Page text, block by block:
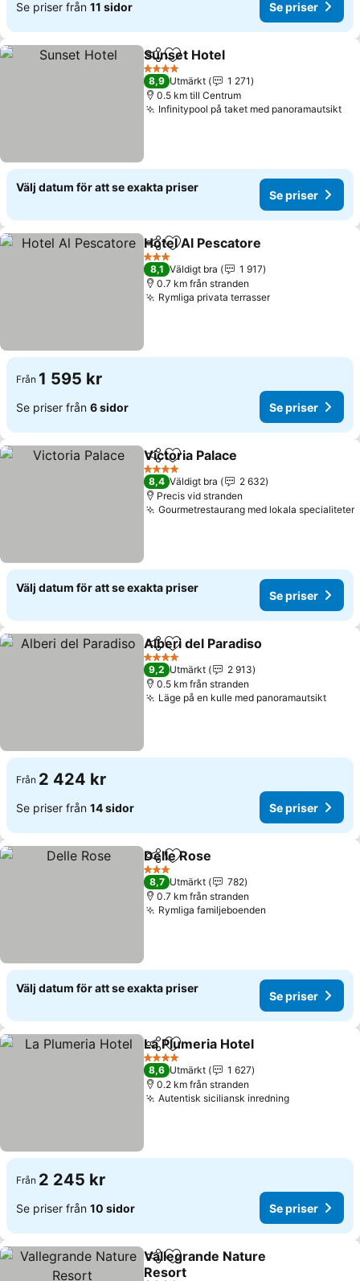
Se priser från 11 sidor Se priser
Dela Lägg till i Mina Favoriter
Sunset Hotel
4 Stjärnor
8,9 Utmärkt
1 271
0.5 km till Centrum
Infinitypool på taket med panoramautsikt
Välj datum för att se exakta priser
Se priser
Dela Lägg till i Mina Favoriter
Hotel Al Pescatore
3 Stjärnor
8,1 Väldigt bra
1 917
0.7 km från stranden
Rymliga privata terrasser
Från 1 595 kr
Se priser från 6 sidor Se priser
Dela Lägg till i Mina Favoriter
Victoria Palace
4 Stjärnor
8,4 Väldigt bra
2 632
Precis vid stranden
Gourmetrestaurang med lokala specialiteter
Välj datum för att se exakta priser
Se priser
Dela Lägg till i Mina Favoriter
Alberi del Paradiso
4 Stjärnor
9,2 Utmärkt
2 913
0.5 km från stranden
Läge på en kulle med panoramautsikt
Från 2 424 kr
Se priser från 14 sidor Se priser
Dela Lägg till i Mina Favoriter
Delle Rose
3 Stjärnor
8,7 Utmärkt
782
0.7 km från stranden
Rymliga familjeboenden
Välj datum för att se exakta priser
Se priser
Dela Lägg till i Mina Favoriter
La Plumeria Hotel
4 Stjärnor
8,6 Utmärkt
1 627
0.2 km från stranden
Autentisk siciliansk inredning
Från 2 245 kr
Se priser från 10 sidor Se priser
Dela Lägg till i Mina Favoriter
Vallegrande Nature
Resort